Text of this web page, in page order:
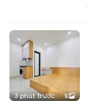
3 phút trước 5